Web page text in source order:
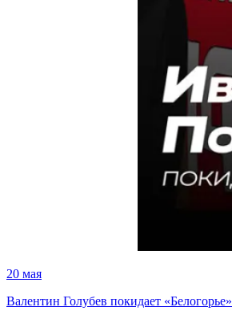
20 мая
Валентин Голубев покидает «Белогорье»